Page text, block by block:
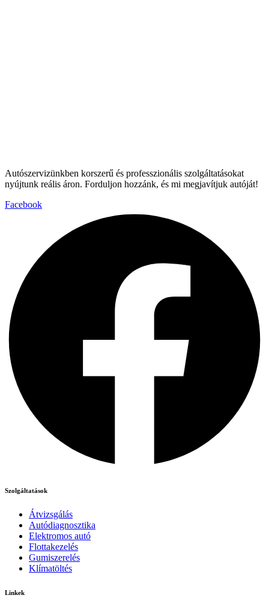
Autószervizünkben korszerű és professzionális szolgáltatásokat
nyújtunk reális áron. Forduljon hozzánk, és mi megjavítjuk autóját!
Facebook
Szolgáltatások
Átvizsgálás
Autódiagnosztika
Elektromos autó
Flottakezelés
Gumiszerelés
Klímatöltés
Linkek